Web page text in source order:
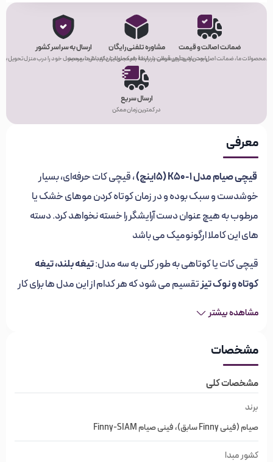
ضمانت اصالت و قیمت
محصولات ما، ضمانت اصل بودن و بهترین قیمت را دارند!
مشاوره تلفنی رایگان
راحت باشید! هر سوالی در رابطه با محصولات دارید، از ما بپرسید.
ارسال به سراسر کشور
هر کجای ایران که باشید، محصول خود را درب منزل تحویل
ارسال سریع
در کمترین زمان ممکن
معرفی
قیچی صیام مدل K50-1 (5اینچ)
، قیچی کات حرفه‌ای، بسیار
خوشدست و سبک بوده و در زمان کوتاه کردن موهای خشک یا
مرطوب به هیچ عنوان دست آرایشگر را خسته نخواهد کرد. دسته
های این کاملا ارگونومیک می باشد
قیچی کات یا کوتاهی به طور کلی به سه مدل:تیغه بلند، تیغه
کوتاه و نوک تیزتقسیم می شود که هر کدام از این مدل ها برای کار
گیرد.
قیچی تیغه کوتاه برای کوتاهی پیتاژ های عمودی شامل: هفتی
هشتی، پرتابی، سوزنی، سایشی و… مورد استفاده قرار می گیرد.
خطی مورد استفاده قرار می گیرد.
مشاهده بیشتر
مشخصات
مشخصات کلی
برند
صیام (فینی Finny سابق)، فینی صیام Finny-SIAM
کشور مبدا